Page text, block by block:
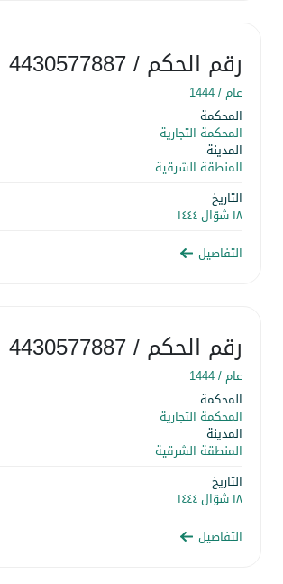
رقم الحكم/ 4430577887
عام /1444
المحكمة
المحكمة التجارية
المدينة
المنطقة الشرقية
التاريخ
١٨ شوّال ١٤٤٤
التفاصيل
رقم الحكم/ 4430577887
عام /1444
المحكمة
المحكمة التجارية
المدينة
المنطقة الشرقية
التاريخ
١٨ شوّال ١٤٤٤
التفاصيل